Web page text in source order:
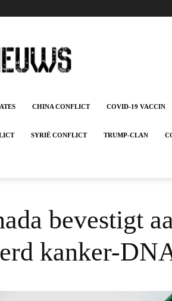
CHINA CONFLICT COVID-19 VACCIN
SYRIË CONFLICT TRUMP-CLAN
bevestigt
kanker-